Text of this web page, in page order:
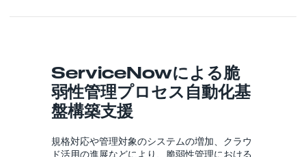
ServiceNowによる脆
弱性管理プロセス自動化基
盤構築支援
規格対応や管理対象のシステムの増加、クラウ
ド活用の進展などにより、脆弱性管理における